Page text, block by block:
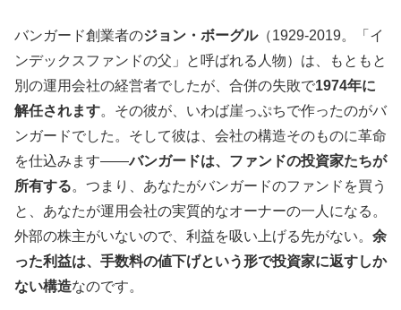
バンガード創業者のジョン・ボーグル（1929-2019。「イ
ンデックスファンドの父」と呼ばれる人物）は、もともと
別の運用会社の経営者でしたが、合併の失敗で1974年に
解任されます。その彼が、いわば崖っぷちで作ったのがバ
ンガードでした。そして彼は、会社の構造そのものに革命
を仕込みます——バンガードは、ファンドの投資家たちが
所有する。つまり、あなたがバンガードのファンドを買う
と、あなたが運用会社の実質的なオーナーの一人になる。
外部の株主がいないので、利益を吸い上げる先がない。 余
った利益は、手数料の値下げという形で投資家に返すしか
ない構造なのです。